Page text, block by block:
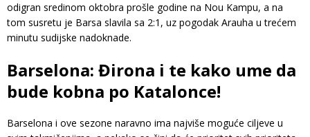
odigran sredinom oktobra prošle godine na Nou Kampu, a na
tom susretu je Barsa slavila sa 2:1, uz pogodak Arauha u trećem
minutu sudijske nadoknade.
Barselona: Đirona i te kako ume da
bude kobna po Katalonce!
Barselona i ove sezone naravno ima najviše moguće ciljeve u